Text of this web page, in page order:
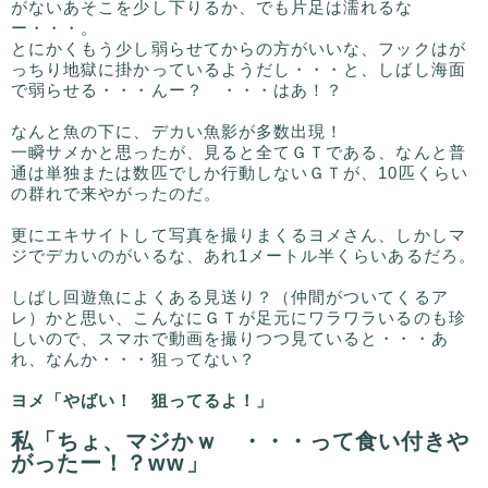
がないあそこを少し下りるか、でも片足は濡れるな
ー・・・。
とにかくもう少し弱らせてからの方がいいな、フックはが
っちり地獄に掛かっているようだし・・・と、しばし海面
で弱らせる・・・んー？ ・・・はあ！？
なんと魚の下に、デカい魚影が多数出現！
一瞬サメかと思ったが、見ると全てＧＴである、なんと普
通は単独または数匹でしか行動しないＧＴが、10匹くらい
の群れで来やがったのだ。
更にエキサイトして写真を撮りまくるヨメさん、しかしマ
ジでデカいのがいるな、あれ1メートル半くらいあるだろ。
しばし回遊魚によくある見送り？（仲間がついてくるア
レ）かと思い、こんなにＧＴが足元にワラワラいるのも珍
しいので、スマホで動画を撮りつつ見ていると・・・あ
れ、なんか・・・狙ってない？
ヨメ「やばい！ 狙ってるよ！」
私「ちょ、マジかｗ ・・・って食い付きや
がったー！？ww」